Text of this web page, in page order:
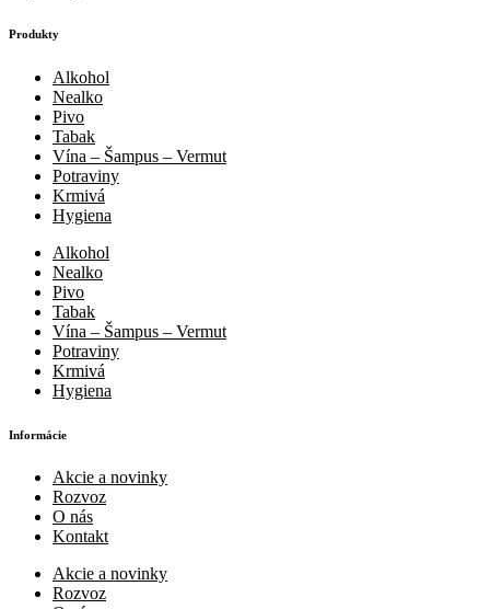
Produkty
Alkohol
Nealko
Pivo
Tabak
Vína – Šampus – Vermut
Potraviny
Krmivá
Hygiena
Alkohol
Nealko
Pivo
Tabak
Vína – Šampus – Vermut
Potraviny
Krmivá
Hygiena
Informácie
Akcie a novinky
Rozvoz
O nás
Kontakt
Akcie a novinky
Rozvoz